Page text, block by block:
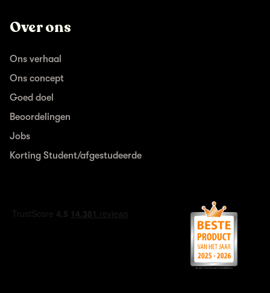
Over ons
Ons verhaal
Ons concept
Goed doel
Beoordelingen
Jobs
Korting Student/afgestudeerde